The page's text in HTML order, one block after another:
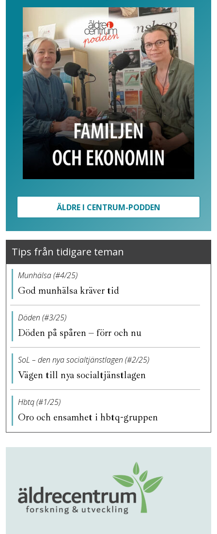
ÄLDRE I CENTRUM-PODDEN
Tips från tidigare teman
Munhälsa (#4/25)
God munhälsa kräver tid
Döden (#3/25)
Döden på spåren – förr och nu
SoL – den nya socialtjänstlagen (#2/25)
Vägen till nya socialtjänstlagen
Hbtq (#1/25)
Oro och ensamhet i hbtq-gruppen